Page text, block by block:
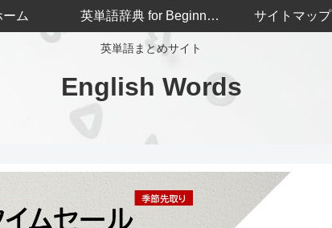
英単語まとめサイト
English Words
ーム 英単語辞典 for Beginners サイトマップ